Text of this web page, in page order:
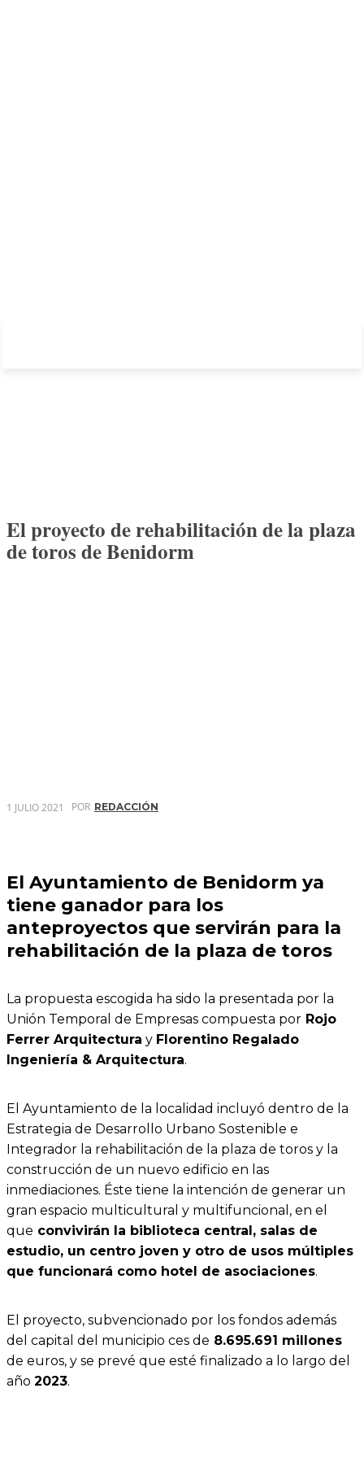
El proyecto de rehabilitación de la plaza
de toros de Benidorm
1 JULIO 2021 POR REDACCIÓN
El Ayuntamiento de Benidorm ya
tiene ganador para los
anteproyectos que servirán para la
rehabilitación de la plaza de toros
La propuesta escogida ha sido la presentada por la
Unión Temporal de Empresas compuesta por Rojo
Ferrer Arquitectura y Florentino Regalado
Ingeniería & Arquitectura.
El Ayuntamiento de la localidad incluyó dentro de la
Estrategia de Desarrollo Urbano Sostenible e
Integrador la rehabilitación de la plaza de toros y la
construcción de un nuevo edificio en las
inmediaciones. Éste tiene la intención de generar un
gran espacio multicultural y multifuncional, en el
que convivirán la biblioteca central, salas de
estudio, un centro joven y otro de usos múltiples
que funcionará como hotel de asociaciones.
El proyecto, subvencionado por los fondos además
del capital del municipio ces de 8.695.691 millones
de euros, y se prevé que esté finalizado a lo largo del
año 2023.